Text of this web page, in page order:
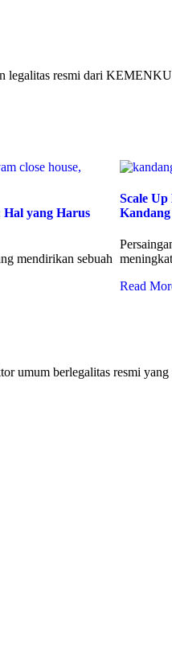
legalitas resmi dari
Hal yang Harus
mendirikan sebuah
Scale
Read
umum berlegalitas resmi